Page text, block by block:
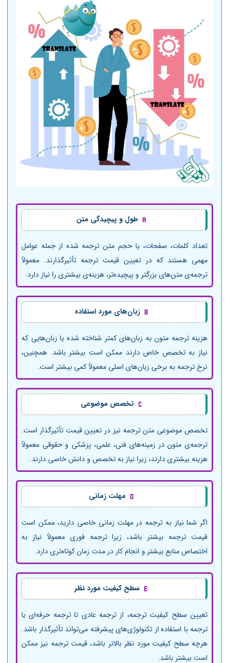
طول و پیچیدگی متن
تعداد کلمات، صفحات، یا حجم متن ترجمه شده از جمله عوامل
مهمی هستند که در تعیین قیمت ترجمه تأثیرگذارند. معمولاً
ترجمه‌ی متن‌های بزرگتر و پیچیده‌تر، هزینه‌ی بیشتری را نیاز دارد.
زبان‌های مورد استفاده
هزینه ترجمه متون به زبان‌های کمتر شناخته شده یا زبان‌هایی که
نیاز به تخصص خاص دارند ممکن است بیشتر باشد. همچنین،
نرخ ترجمه به برخی زبان‌های اصلی معمولاً کمی بیشتر است.
تخصص موضوعی
تخصص موضوعی متن ترجمه نیز در تعیین قیمت تأثیرگذار است.
ترجمه‌ی متون در زمینه‌های فنی، علمی، پزشکی و حقوقی معمولاً
هزینه بیشتری دارند، زیرا نیاز به تخصص و دانش خاصی دارند.
مهلت زمانی
اگر شما نیاز به ترجمه در مهلت زمانی خاصی دارید، ممکن است
قیمت ترجمه بیشتر باشد، زیرا ترجمه فوری معمولاً نیاز به
اختصاص منابع بیشتر و انجام کار در مدت زمان کوتاه‌تری دارد.
سطح کیفیت مورد نظر
تعیین سطح کیفیت ترجمه، از ترجمه عادی تا ترجمه حرفه‌ای یا
ترجمه با استفاده از تکنولوژی‌های پیشرفته می‌تواند تأثیرگذار باشد.
هرچه سطح کیفیت مورد نظر بالاتر باشد، قیمت ترجمه نیز ممکن
است بیشتر باشد.